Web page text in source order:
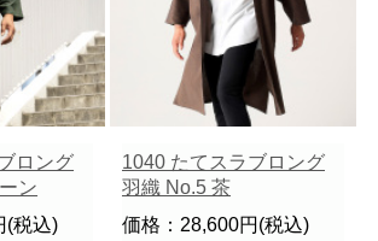
ロング
ン
(税込)
1040 たてスラブロング
羽織 No.5 茶
価格：28,600円(税込)